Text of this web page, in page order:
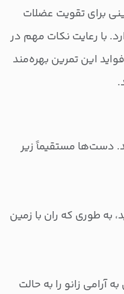
برای تقویت عضلات
با رعایت نکات مهم در
این تمرین بهره‌مند
دست‌ها مستقیماً زیر
به طوری که ران با زمین
زانو را به حالت